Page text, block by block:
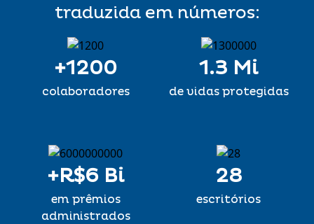
traduzida em números:
+1200
colaboradores
1.3 Mi
de vidas protegidas
+R$6 Bi
em prêmios
administrados
28
escritórios